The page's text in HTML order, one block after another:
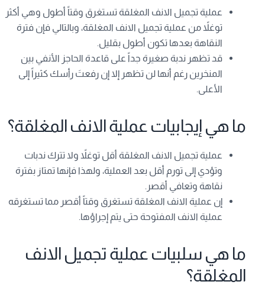
عملية تجميل الانف المغلقة تستغرق وقتاً أطول وهي أكثر
توغلاً من عملية تجميل الانف المغلقة، وبالتالي فإن فترة
النقاهة بعدها تكون أطول بقليل.
قد تظهر ندبة صغيرة جداً على قاعدة الحاجز الأنفي بين
المنخرين رغم أنها لن تظهر إلا إن رفعتَ رأسك كثيراً إلى
الأعلى.
ما هي إيجابيات عملية الانف المغلقة؟
عملية تجميل الانف المغلقة أقل توغلاً ولا تترك ندبات
وتؤدي إلى تورم أقل بعد العملية، ولهذا فإنها تمتاز بفترة
نقاهة وتعافي أقصر.
إن عملية الانف المغلقة تستغرق وقتاً أقصر مما تستغرقه
عملية الانف المفتوحة حتى يتم إجراؤها.
ما هي سلبيات عملية تجميل الانف
المغلقة؟